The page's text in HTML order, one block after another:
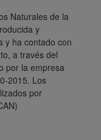
Naturales de la
y
y ha contado con
a través del
por la empresa
2015. Los
por